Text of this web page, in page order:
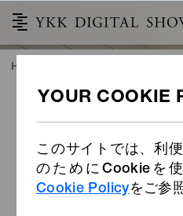
このサイトでは、利
のためにCookieを
Cookie Policyをご参
VISLON ®
HOME